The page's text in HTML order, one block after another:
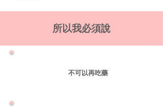
所以我必須說
不可以再吃藥